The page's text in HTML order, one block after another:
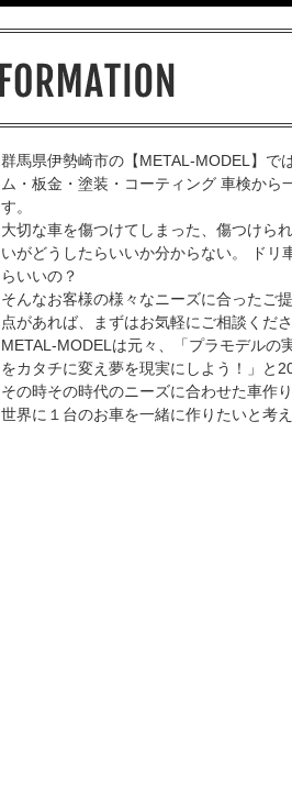
群馬県伊勢崎市の【METAL-MODEL】で
ム・板金・塗装・コーティング 車検から
す。
大切な車を傷つけてしまった、傷つけら
いがどうしたらいいか分からない。 ドリ
らいいの？
そんなお客様の様々なニーズに合ったご
点があれば、まずはお気軽にご相談くだ
METAL-MODELは元々、「プラモデルの
をカタチに変え夢を現実にしよう！」と
その時その時代のニーズに合わせた車作
世界に１台のお車を一緒に作りたいと考え